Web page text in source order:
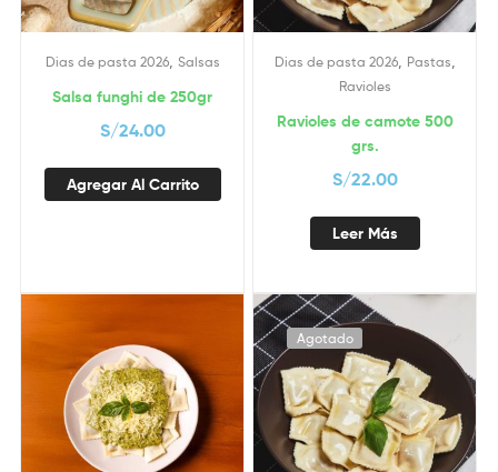
Dias de pasta 2026, Salsas
Salsa funghi de 250gr
S/24.00
Agregar Al Carrito
Dias de pasta 2026, Pastas
Ravioles
Ravioles de camote 500
grs.
S/22.00
Leer Más
Agotado